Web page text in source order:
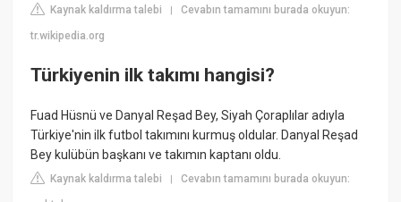
Kaynak kaldırma talebi |Cevabın tamamını burada okuyun:
tr.wikipedia.org
Türkiyenin ilk takımı hangisi?
Fuad Hüsnü ve Danyal Reşad Bey, Siyah Çoraplılar adıyla
Türkiye'nin ilk futbol takımını kurmuş oldular. Danyal Reşad
Bey kulübün başkanı ve takımın kaptanı oldu.
Kaynak kaldırma talebi |Cevabın tamamını burada okuyun: